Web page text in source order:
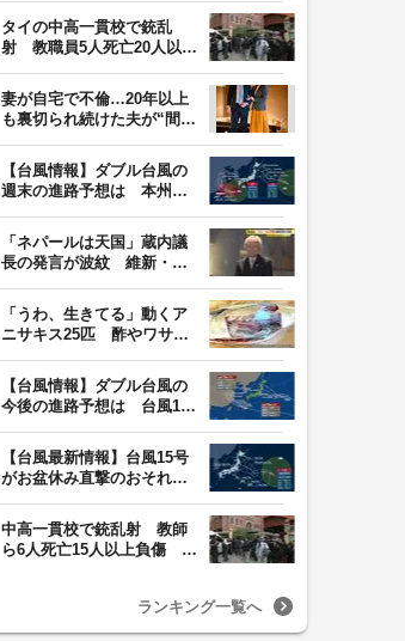
タイの中高一貫校で銃乱
射 教職員5人死亡20人以上
妻が自宅で不倫…20年以上
も裏切られ続けた夫が“間
【台風情報】ダブル台風の
週末の進路予想は 本州は
「ネパールは天国」蔵内議
長の発言が波紋 維新・吉
「うわ、生きてる」動くア
ニサキス25匹 酢やワサビ
【台風情報】ダブル台風の
今後の進路予想は 台風13
【台風最新情報】台風15号
がお盆休み直撃のおそれ
中高一貫校で銃乱射 教師
ら6人死亡15人以上負傷 容
ランキング一覧へ